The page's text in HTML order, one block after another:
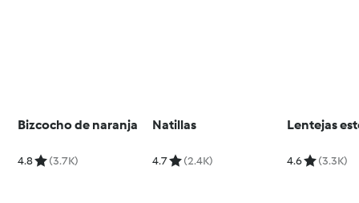
Bizcocho de naranja
4.8 (3.7K)
Natillas
4.7 (2.4K)
Lentejas
4.6 (3.3K)